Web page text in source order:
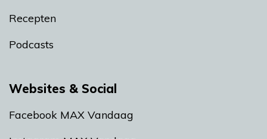
Recepten
Podcasts
Websites & Social
Facebook MAX Vandaag